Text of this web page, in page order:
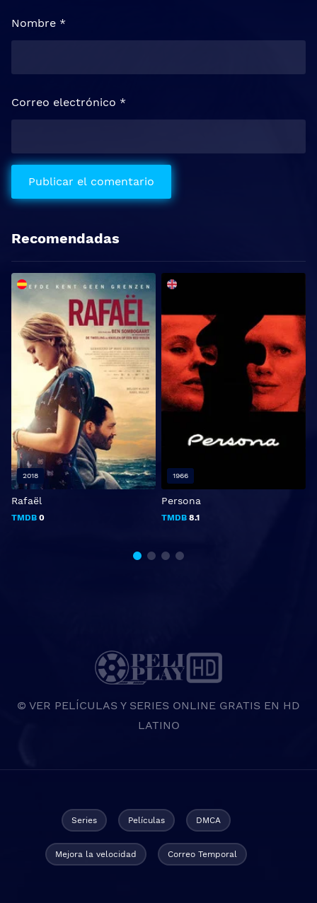
Nombre *
Correo electrónico *
Recomendadas
Rafaël
TMDB 0
2018
Persona
TMDB 8.1
1966
© VER PELÍCULAS Y SERIES ONLINE GRATIS EN HD
LATINO
Series Películas DMCA
Mejora la velocidad Correo Temporal